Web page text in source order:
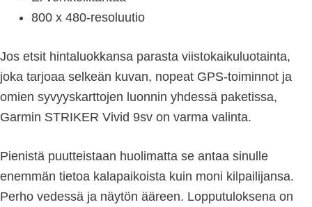
800 x 480-resoluutio
Jos etsit hintaluokkansa parasta viistokaikuluotainta,
joka tarjoaa selkeän kuvan, nopeat GPS-toiminnot ja
omien syvyyskarttojen luonnin yhdessä paketissa,
Garmin STRIKER Vivid 9sv on varma valinta.
Pienistä puutteistaan huolimatta se antaa sinulle
enemmän tietoa kalapaikoista kuin moni kilpailijansa.
Perho vedessä ja näytön ääreen. Lopputuloksena on